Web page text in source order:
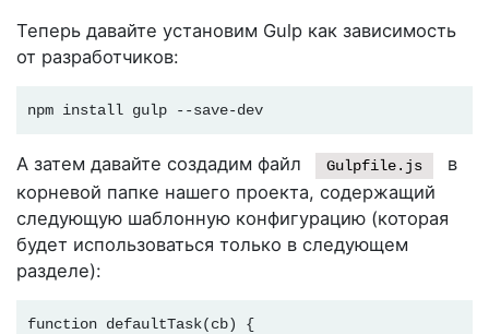
Теперь давайте установим Gulp как зависимость
от разработчиков:
npm install gulp --save-dev
А затем давайте создадим файл Gulpfile.js
в
корневой папке нашего проекта, содержащий
следующую шаблонную конфигурацию (которая
будет использоваться только в следующем
разделе):
function defaultTask(cb) {